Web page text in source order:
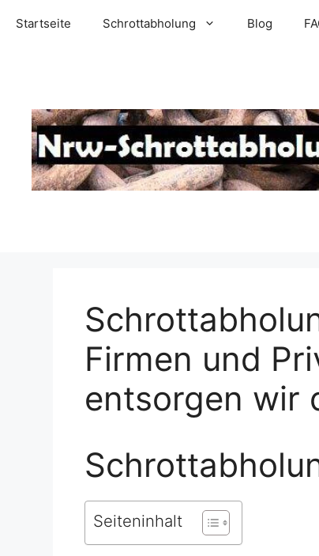
InhaltStartseite Schrottabholung Blog
Firmen und
entsorgen wir
Seiteninhalt